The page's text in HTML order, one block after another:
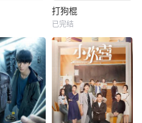
打狗棍
已完结